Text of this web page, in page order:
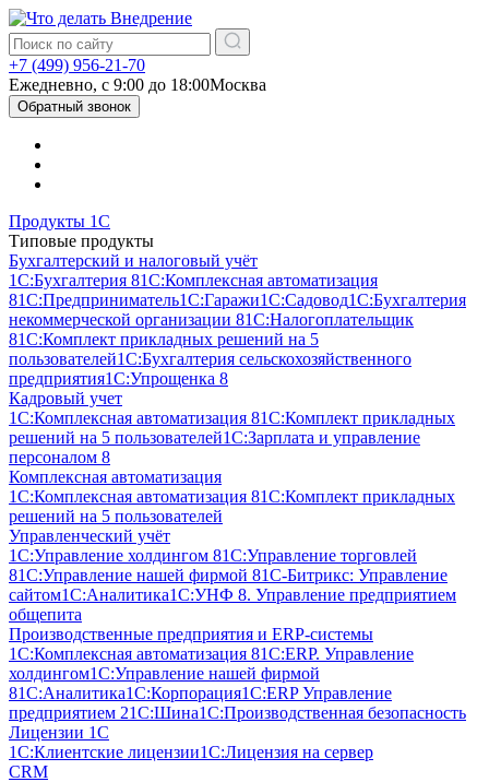
+7 (499) 956-21-70
Ежедневно, c 9:00 до 18:00Москва
Обратный звонок
Продукты 1С
Типовые продукты
Бухгалтерский и налоговый учёт
1С:Бухгалтерия 81С:Комплексная автоматизация
81С:Предприниматель1С:Гаражи1С:Садовод1С:Бухгалтерия
некоммерческой организации 81С:Налогоплательщик
81С:Комплект прикладных решений на 5
пользователей1С:Бухгалтерия сельскохозяйственного
предприятия1С:Упрощенка 8
Кадровый учет
1С:Комплексная автоматизация 81С:Комплект прикладных
решений на 5 пользователей1С:Зарплата и управление
персоналом 8
Комплексная автоматизация
1С:Комплексная автоматизация 81С:Комплект прикладных
решений на 5 пользователей
Управленческий учёт
1С:Управление холдингом 81С:Управление торговлей
81С:Управление нашей фирмой 81С-Битрикс: Управление
сайтом1С:Аналитика1С:УНФ 8. Управление предприятием
общепита
Производственные предприятия и ERP-системы
1С:Комплексная автоматизация 81С:ERP. Управление
холдингом1С:Управление нашей фирмой
81С:Аналитика1С:Корпорация1С:ERP Управление
предприятием 21С:Шина1С:Производственная безопасность
Лицензии 1С
1С:Клиентские лицензии1С:Лицензия на сервер
CRM